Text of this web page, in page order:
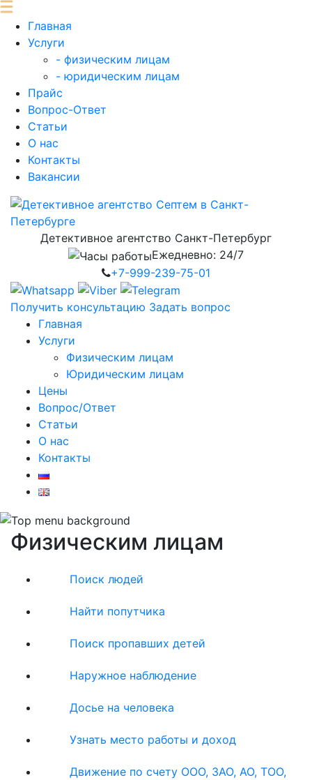
Главная
Услуги
- физическим лицам
- юридическим лицам
Прайс
Вопрос-Ответ
Статьи
О нас
Контакты
Вакансии
Детективное агентство Санкт-Петербург
Ежедневно: 24/7
+7-999-239-75-01
Получить консультацию Задать вопрос
Главная
Услуги
Физическим лицам
Юридическим лицам
Цены
Вопрос/Ответ
Статьи
О нас
Контакты
Физическим лицам
Поиск людей
Найти попутчика
Поиск пропавших детей
Наружное наблюдение
Досье на человека
Узнать место работы и доход
Движение по счету ООО, ЗАО, АО, ТОО,